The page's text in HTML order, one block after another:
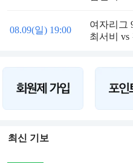
08.09(일) 19:00
여자리그
최서비 vs
최신 기보